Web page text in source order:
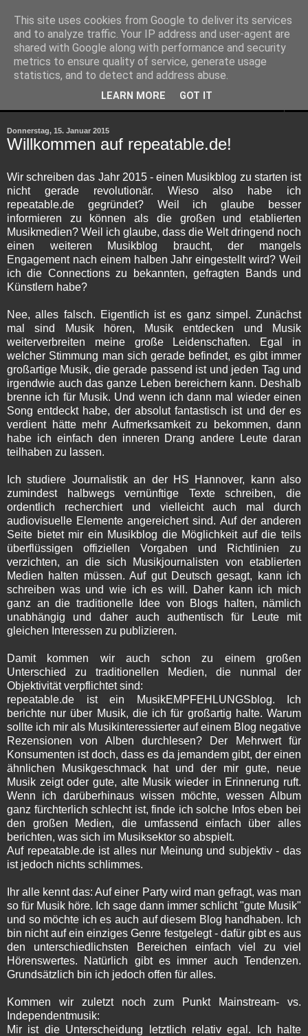
Donnerstag, 15. Januar 2015
Willkommen auf repeatable.de!
Wir schreiben das Jahr 2015 - einen Musikblog zu starten ist
nicht gerade revolutionär. Wieso also habe ich
repeatable.de gegründet? Weil ich glaube besser
informieren zu können als die großen und etablierten
Musikmedien? Weil ich glaube, dass die Welt dringend noch
einen weiteren Musikblog braucht, der mangels
Engagement nach einem halben Jahr eingestellt wird? Weil
ich die Connections zu bekannten, gefragten Bands und
Künstlern habe?
Nee, alles falsch. Eigentlich ist es ganz simpel. Zunächst
mal sind Musik hören, Musik entdecken und Musik
weiterverbreiten meine große Leidenschaften. Egal in
welcher Stimmung man sich gerade befindet, es gibt immer
großartige Musik, die gerade passend ist und jeden Tag und
irgendwie auch das ganze Leben bereichern kann. Deshalb
brenne ich für Musik. Und wenn ich dann mal wieder einen
Song entdeckt habe, der absolut fantastisch ist und der es
verdient hätte mehr Aufmerksamkeit zu bekommen, dann
habe ich einfach den inneren Drang andere Leute daran
teilhaben zu lassen.
Ich studiere Journalistik an der HS Hannover, kann also
zumindest halbwegs vernünftige Texte schreiben, die
ordentlich recherchiert und vielleicht auch mal durch
audiovisuelle Elemente angereichert sind. Auf der anderen
Seite bietet mir ein Musikblog die Möglichkeit auf die teils
überflüssigen offiziellen Vorgaben und Richtlinien zu
verzichten, an die sich Musikjournalisten von etablierten
Medien halten müssen. Auf gut Deutsch gesagt, kann ich
schreiben was und wie ich es will. Daher kann ich mich
ganz an die traditionelle Idee von Blogs halten, nämlich
unabhängig und daher auch authentisch für Leute mit
gleichen Interessen zu publizieren.
Damit kommen wir auch schon zu einem großen
Unterschied zu traditionellen Medien, die nunmal der
Objektivität verpflichtet sind:
repeatable.de ist ein MusikEMPFEHLUNGSblog. Ich
berichte nur über Musik, die ich für großartig halte. Warum
sollte ich mir als Musikinteressierter auf einem Blog negative
Rezensionen von Alben durchlesen? Der Mehrwert für
Konsumenten ist doch, dass es da jemandem gibt, der einen
ähnlichen Musikgeschmack hat und der mir gute, neue
Musik zeigt oder gute, alte Musik wieder in Erinnerung ruft.
Wenn ich darüberhinaus wissen möchte, wessen Album
ganz fürchterlich schlecht ist, finde ich solche Infos eben bei
den großen Medien, die umfassend einfach über alles
berichten, was sich im Musiksektor so abspielt.
Auf repeatable.de ist alles nur Meinung und subjektiv - das
ist jedoch nichts schlimmes.
Ihr alle kennt das: Auf einer Party wird man gefragt, was man
so für Musik höre. Ich sage dann immer schlicht "gute Musik"
und so möchte ich es auch auf diesem Blog handhaben. Ich
bin nicht auf ein einziges Genre festgelegt - dafür gibt es aus
den unterschiedlichsten Bereichen einfach viel zu viel
Hörenswertes. Natürlich gibt es immer auch Tendenzen.
Grundsätzlich bin ich jedoch offen für alles.
Kommen wir zuletzt noch zum Punkt Mainstream- vs.
Independentmusik:
Mir ist die Unterscheidung letztlich relativ egal. Ich halte
This site uses cookies from Google to deliver its services
and to analyze traffic. Your IP address and user-agent are
shared with Google along with performance and security
metrics to ensure quality of service, generate usage
statistics, and to detect and address abuse.
LEARN MORE GOT IT